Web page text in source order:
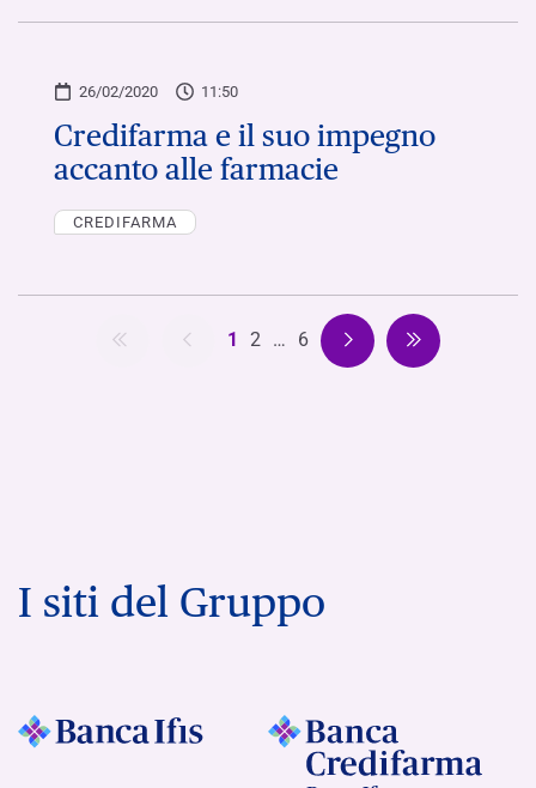
26/02/2020 11:50
Credifarma e il suo impegno
accanto alle farmacie
CREDIFARMA
1 2 … 6
I siti del Gruppo